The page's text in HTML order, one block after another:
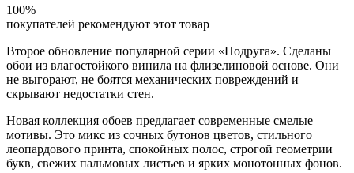
100%
покупателей рекомендуют этот товар
Второе обновление популярной серии «Подруга». Сделаны
обои из влагостойкого винила на флизелиновой основе. Они
не выгорают, не боятся механических повреждений и
скрывают недостатки стен.
Новая коллекция обоев предлагает современные смелые
мотивы. Это микс из сочных бутонов цветов, стильного
леопардового принта, спокойных полос, строгой геометрии
букв, свежих пальмовых листьев и ярких монотонных фонов.